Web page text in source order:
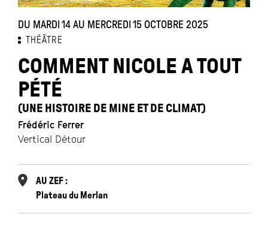
DU MARDI 14 AU MERCREDI 15 OCTOBRE 2025
THÉÂTRE
COMMENT NICOLE A TOUT
PÉTÉ
(UNE HISTOIRE DE MINE ET DE CLIMAT)
Frédéric Ferrer
Vertical Détour
AU ZEF :
Plateau du Merlan